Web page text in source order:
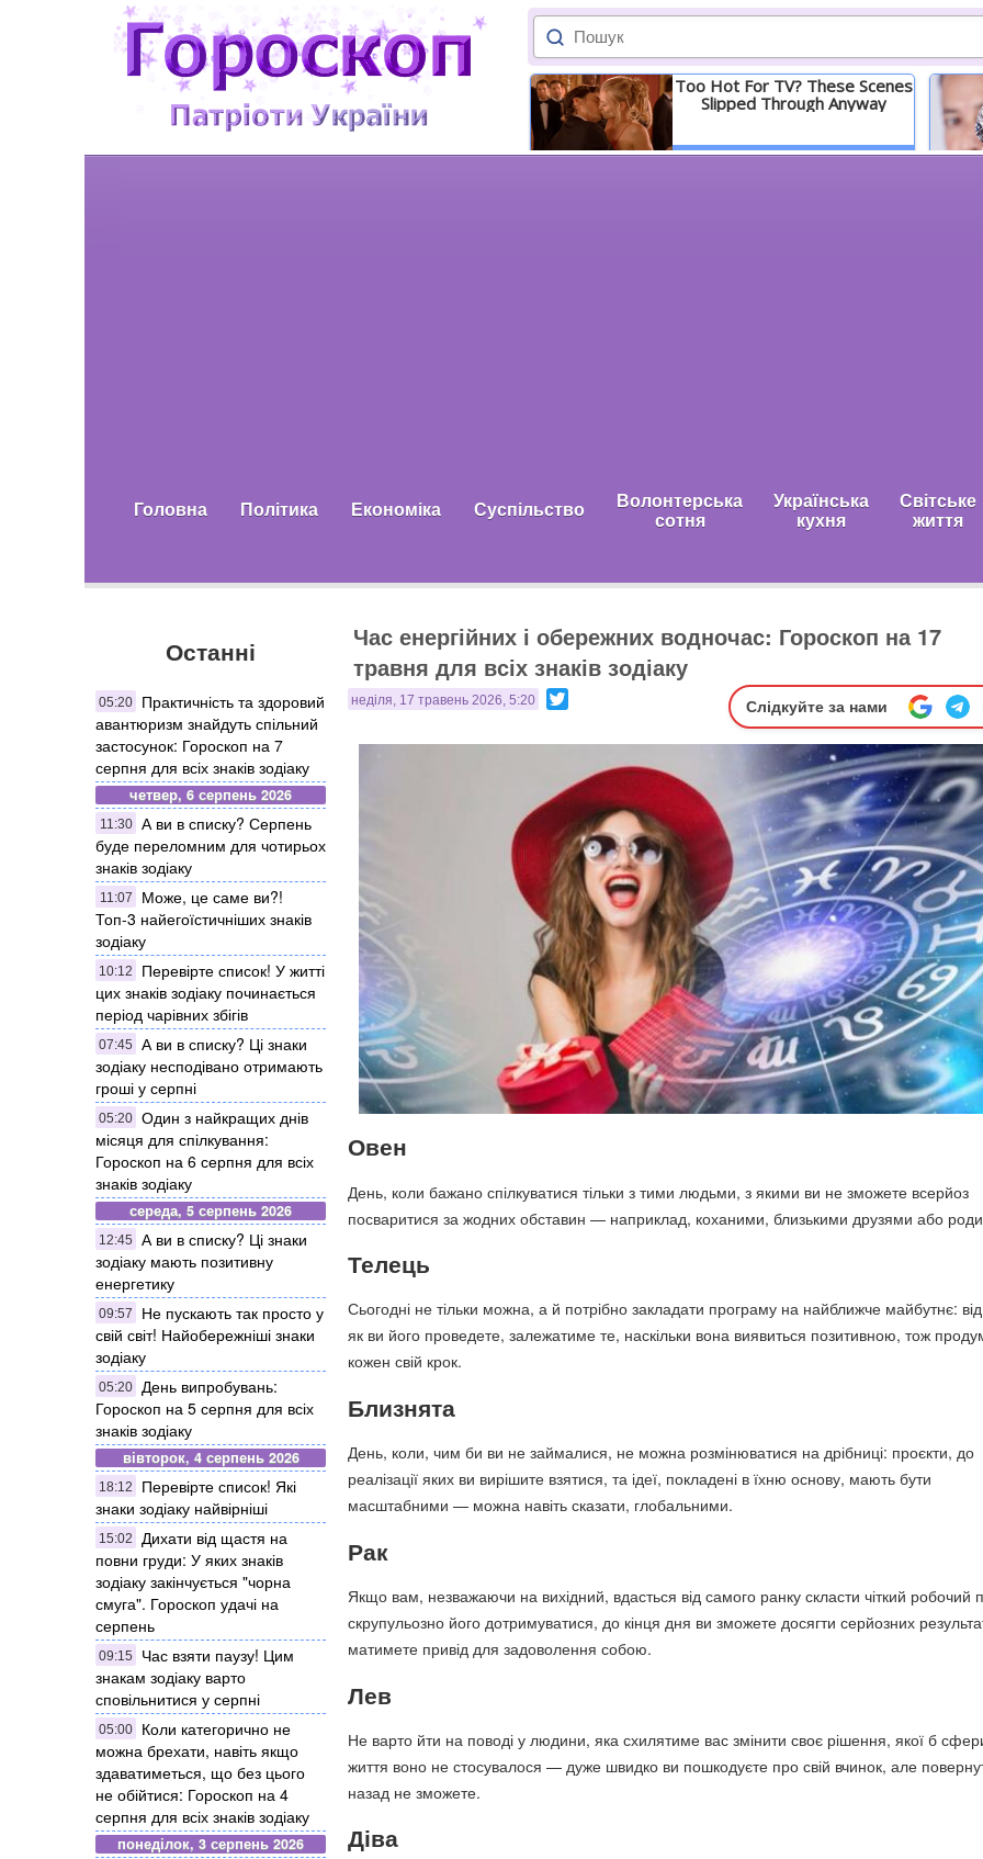
Too Hot For TV? These Scenes
Slipped Through Anyway
Детальніше
Головна Політика Економіка Суспільство Волонтерська
сотня
Українська
кухня
Світське
життя
Останні
05:20
Практичність та здоровий
авантюризм знайдуть спільний
застосунок: Гороскоп на 7
серпня для всіх знаків зодіаку
четвер, 6 серпень 2026
11:30
А ви в списку? Серпень
буде переломним для чотирьох
знаків зодіаку
11:07
Може, це саме ви?!
Топ-3 найегоїстичніших знаків
зодіаку
10:12
Перевірте список! У житті
цих знаків зодіаку починається
період чарівних збігів
07:45
А ви в списку? Ці знаки
зодіаку несподівано отримають
гроші у серпні
05:20 Один з найкращих днів
місяця для спілкування:
Гороскоп на 6 серпня для всіх
знаків зодіаку
середа, 5 серпень 2026
12:45
А ви в списку? Ці знаки
зодіаку мають позитивну
енергетику
09:57
Не пускають так просто у
свій світ! Найобережніші знаки
зодіаку
05:20
День випробувань:
Гороскоп на 5 серпня для всіх
знаків зодіаку
вівторок, 4 серпень 2026
18:12
Перевірте список! Які
знаки зодіаку найвірніші
15:02
Дихати від щастя на
повни груди: У яких знаків
зодіаку закінчується "чорна
смуга". Гороскоп удачі на
серпень
09:15
Час взяти паузу! Цим
знакам зодіаку варто
сповільнитися у серпні
05:00
Коли категорично не
можна брехати, навіть якщо
здаватиметься, що без цього
не обійтися: Гороскоп на 4
серпня для всіх знаків зодіаку
понеділок, 3 серпень 2026
Час енергійних і обережних водночас: Гороскоп на 17
травня для всіх знаків зодіаку
неділя, 17 травень 2026, 5:20 Слідкуйте за нами
Овен
День, коли бажано спілкуватися тільки з тими людьми, з якими ви не зможете всерйоз
посваритися за жодних обставин — наприклад, коханими, близькими друзями або
Телець
Сьогодні не тільки можна, а й потрібно закладати програму на найближче майбутнє: від
як ви його проведете, залежатиме те, наскільки вона виявиться позитивною, тож
кожен свій крок.
Близнята
День, коли, чим би ви не займалися, не можна розмінюватися на дрібниці: проєкти, до
реалізації яких ви вирішите взятися, та ідеї, покладені в їхню основу, мають бути
масштабними — можна навіть сказати, глобальними.
Рак
Якщо вам, незважаючи на вихідний, вдасться від самого ранку скласти чіткий робочий
скрупульозно його дотримуватися, до кінця дня ви зможете досягти серйозних
матимете привід для задоволення собою.
Лев
Не варто йти на поводі у людини, яка схилятиме вас змінити своє рішення, якої б
життя воно не стосувалося — дуже швидко ви пошкодуєте про свій вчинок, але
назад не зможете.
Діва